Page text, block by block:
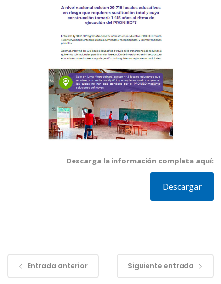
Descarga la información completa aquí:
Descargar
Entrada anterior Siguiente entrada